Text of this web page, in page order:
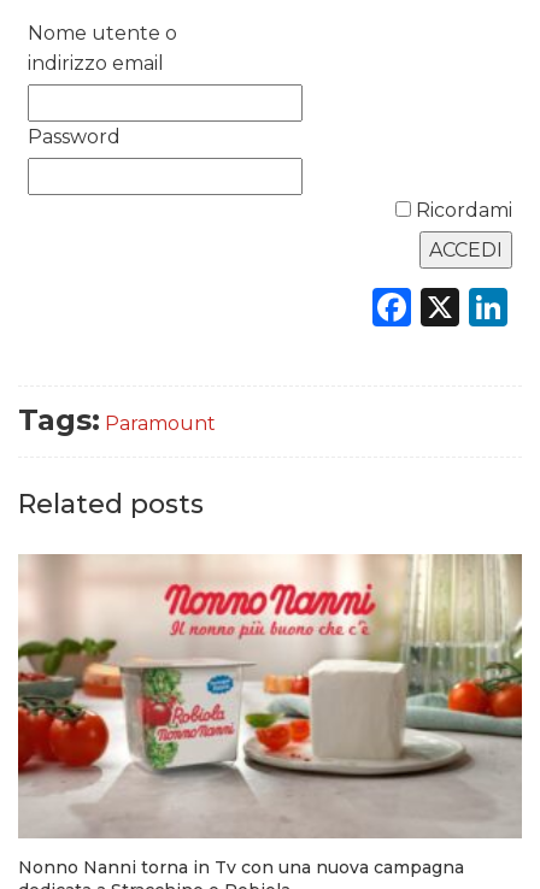
TREND
OPINIONI
Nome utente o
indirizzo email
Password
Ricordami
X
Tags: Paramount
Related posts
Nonno Nanni torna in Tv con una nuova campagna